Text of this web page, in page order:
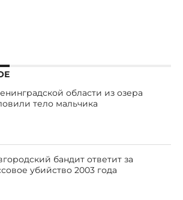
области из озера
тело мальчика
бандит ответит за
убийство 2003 года